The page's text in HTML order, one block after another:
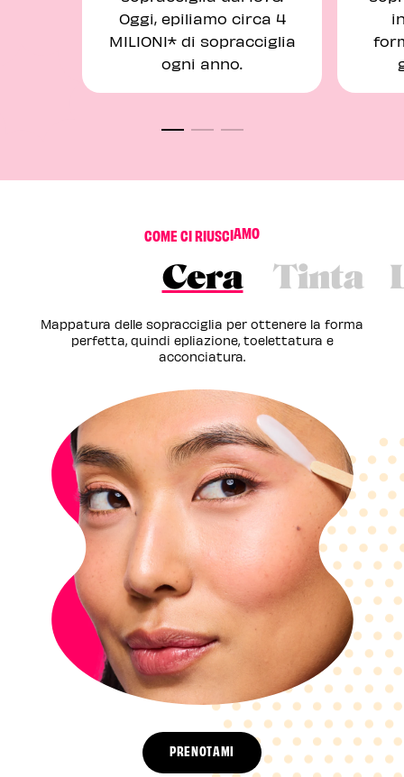
Oggi, epiliamo circa 4
MILIONI* di sopracciglia
ogni anno.
COMECIRIUSCIAMO
Cera Tinta
Mappatura delle sopracciglia per ottenere la forma
perfetta, quindi epliazione, toelettatura e
acconciatura.
PRENOTAMI